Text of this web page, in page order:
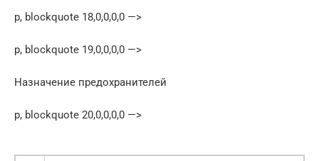
p, blockquote 18,0,0,0,0 —>
p, blockquote 19,0,0,0,0 —>
Назначение предохранителей
p, blockquote 20,0,0,0,0 —>